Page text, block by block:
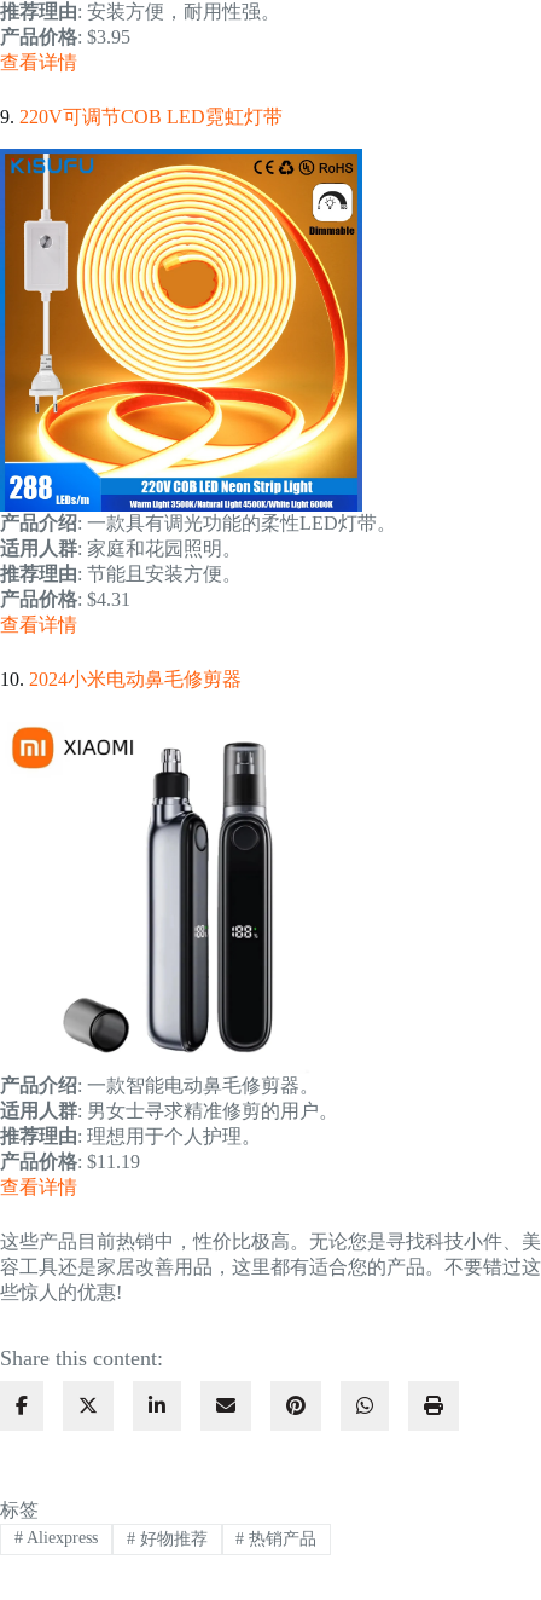
推荐理由: 安装方便，耐用性强。
产品价格: $3.95
查看详情
9. 220V可调节COB LED霓虹灯带
产品介绍: 一款具有调光功能的柔性LED灯带。
适用人群: 家庭和花园照明。
推荐理由: 节能且安装方便。
产品价格: $4.31
查看详情
10. 2024小米电动鼻毛修剪器
产品介绍: 一款智能电动鼻毛修剪器。
适用人群: 男女士寻求精准修剪的用户。
推荐理由: 理想用于个人护理。
产品价格: $11.19
查看详情
这些产品目前热销中，性价比极高。无论您是寻找科技小件、美
容工具还是家居改善用品，这里都有适合您的产品。不要错过这
些惊人的优惠!
Share this content:
标签
#Aliexpress #好物推荐 # 热销产品